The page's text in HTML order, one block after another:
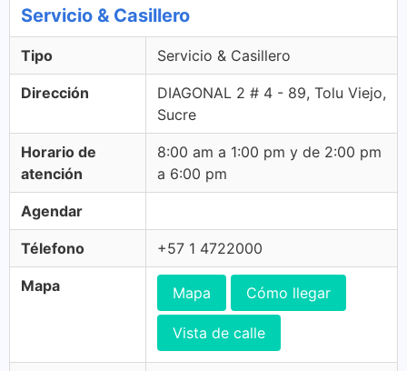
Servicio & Casillero
Tipo Servicio & Casillero
Dirección
DIAGONAL 2 # 4 - 89, Tolu Viejo,
Sucre
Horario de
atención
8:00 am a 1:00 pm y de 2:00 pm
a 6:00 pm
Agendar
Télefono +57 1 4722000
Mapa Mapa Cómo llegar
Vista de calle